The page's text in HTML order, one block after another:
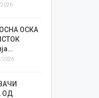
ОСКА
2026
ОД